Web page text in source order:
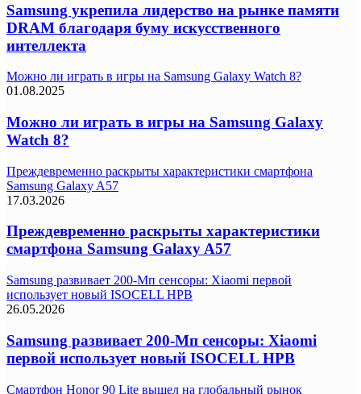
Samsung укрепила лидерство на рынке памяти
DRAM благодаря буму искусственного
интеллекта
Можно ли играть в игры на Samsung Galaxy Watch 8?
01.08.2025
Можно ли играть в игры на Samsung Galaxy
Watch 8?
Преждевременно раскрыты характеристики смартфона
Samsung Galaxy A57
17.03.2026
Преждевременно раскрыты характеристики
смартфона Samsung Galaxy A57
Samsung развивает 200-Мп сенсоры: Xiaomi первой
использует новый ISOCELL HPB
26.05.2026
Samsung развивает 200-Мп сенсоры: Xiaomi
первой использует новый ISOCELL HPB
Смартфон Honor 90 Lite вышел на глобальный рынок